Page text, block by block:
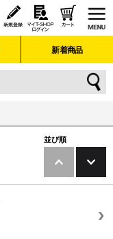
新着商品
並び順